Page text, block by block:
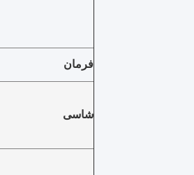
فرمان
شاسی